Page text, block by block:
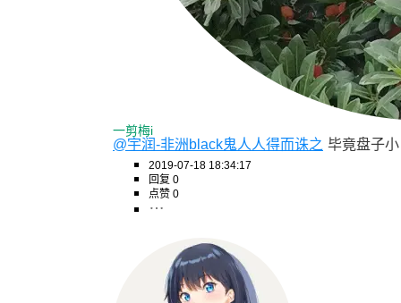
一剪梅i
@宇润-非洲black鬼人人得而诛之 毕竟盘子小
2019-07-18 18:34:17
回复 0
点赞 0